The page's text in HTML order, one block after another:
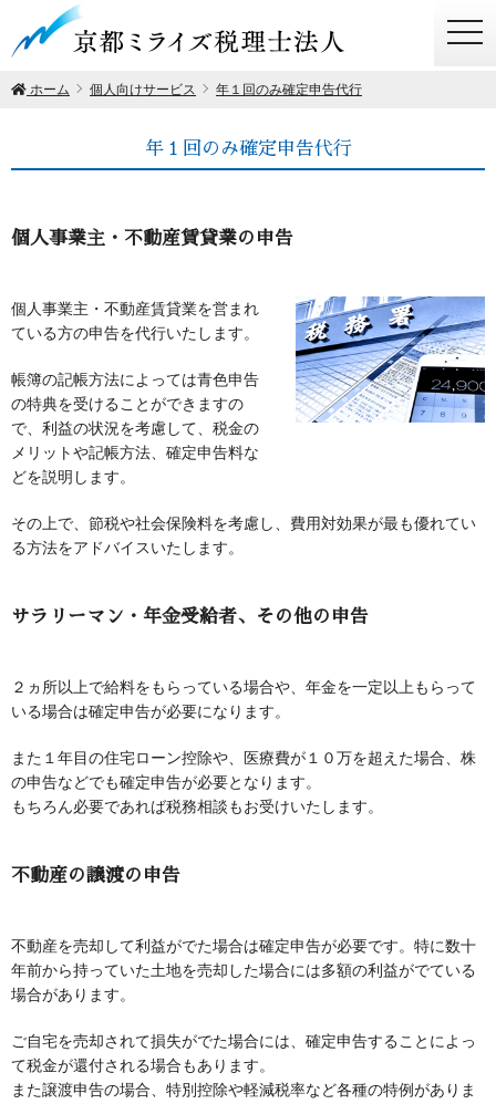
ホーム 個人向けサービス 年１回のみ確定申告代行
年１回のみ確定申告代行
個人事業主・不動産賃貸業の申告
個人事業主・不動産賃貸業を営まれ
ている方の申告を代行いたします。
帳簿の記帳方法によっては青色申告
の特典を受けることができますの
で、利益の状況を考慮して、税金の
メリットや記帳方法、確定申告料な
どを説明します。
その上で、節税や社会保険料を考慮し、費用対効果が最も優れてい
る方法をアドバイスいたします。
サラリーマン・年金受給者、その他の申告
２ヵ所以上で給料をもらっている場合や、年金を一定以上もらって
いる場合は確定申告が必要になります。
また１年目の住宅ローン控除や、医療費が１０万を超えた場合、株
の申告などでも確定申告が必要となります。
もちろん必要であれば税務相談もお受けいたします。
不動産の譲渡の申告
不動産を売却して利益がでた場合は確定申告が必要です。特に数十
年前から持っていた土地を売却した場合には多額の利益がでている
場合があります。
ご自宅を売却されて損失がでた場合には、確定申告することによっ
て税金が還付される場合もあります。
また譲渡申告の場合、特別控除や軽減税率など各種の特例がありま